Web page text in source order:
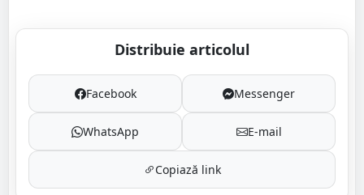
Distribuie articolul
Facebook Messenger
WhatsApp E-mail
Copiază link